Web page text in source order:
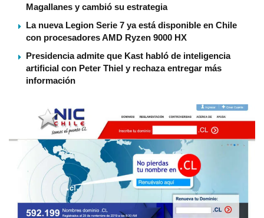
Magallanes y cambió su estrategia
La nueva Legion Serie 7 ya está disponible en Chile
con procesadores AMD Ryzen 9000 HX
Presidencia admite que Kast habló de inteligencia
artificial con Peter Thiel y rechaza entregar más
información